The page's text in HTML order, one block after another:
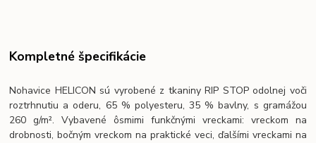
Kompletné špecifikácie
Nohavice HELICON sú vyrobené z tkaniny RIP STOP odolnej voči
roztrhnutiu a oderu, 65 % polyesteru, 35 % bavlny, s gramážou
260 g/m². Vybavené ôsmimi funkčnými vreckami: vreckom na
drobnosti, bočným vreckom na praktické veci, ďalšími vreckami na